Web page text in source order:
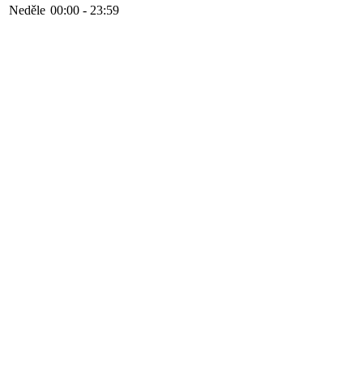
Neděle 00:00 - 23:59